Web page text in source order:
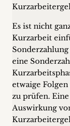
Es ist nicht
Kurzarbeit
eine
etwaige
zu prüfen.
Auswirkung